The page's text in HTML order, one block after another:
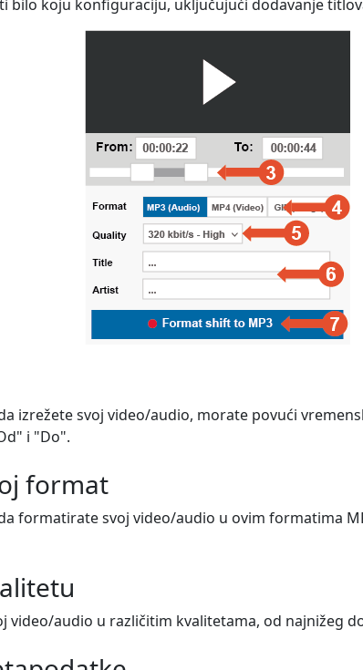
bilo koju konfiguraciju, uključujući dodavanje
izrežete svoj video/audio, morate povući
i "Do".
format
formatirate svoj video/audio u ovim formatima
video/audio u različitim kvalitetama, od najnižeg